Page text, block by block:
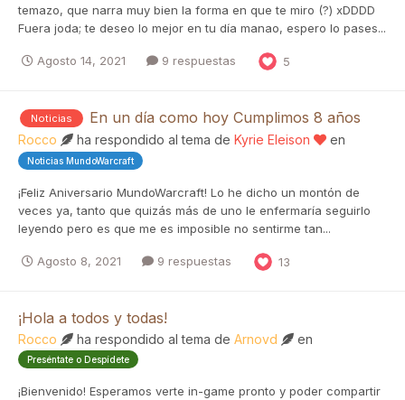
temazo, que narra muy bien la forma en que te miro (?) xDDDD
Fuera joda; te deseo lo mejor en tu día manao, espero lo pases...
Agosto 14, 2021 9 respuestas 5
Noticias En un día como hoy Cumplimos 8 años
Rocco ha respondido al tema de Kyrie Eleison en
Noticias MundoWarcraft
¡Feliz Aniversario MundoWarcraft! Lo he dicho un montón de
veces ya, tanto que quizás más de uno le enfermaría seguirlo
leyendo pero es que me es imposible no sentirme tan...
Agosto 8, 2021 9 respuestas 13
¡Hola a todos y todas!
Rocco ha respondido al tema de Arnovd en
Preséntate o Despídete
¡Bienvenido! Esperamos verte in-game pronto y poder compartir